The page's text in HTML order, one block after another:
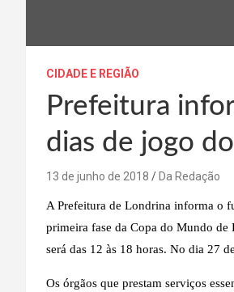
CIDADE E REGIÃO
Prefeitura
dias de jogo
13 de junho de 2018 Da Redação
A Prefeitura de Londrina informa o
primeira fase da Copa do Mundo
será das 12 às 18 horas. No dia 27
Os órgãos que prestam serviços